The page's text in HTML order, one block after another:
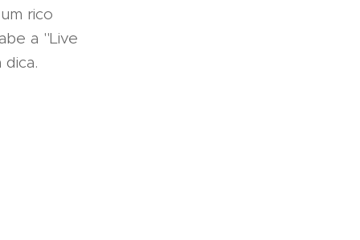
rico
a "Live